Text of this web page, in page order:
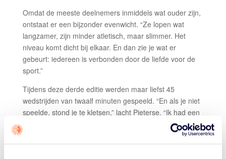
Omdat de meeste deelnemers inmiddels wat ouder zijn,
ontstaat er een bijzonder evenwicht. “Ze lopen wat
langzamer, zijn minder atletisch, maar slimmer. Het
niveau komt dicht bij elkaar. En dan zie je wat er
gebeurt: iedereen is verbonden door de liefde voor de
sport.”
Tijdens deze derde editie werden maar liefst 45
wedstrijden van twaalf minuten gespeeld. “En als je niet
speelde, stond je te kletsen,” lacht Pieterse. “Ik had een
regel. Bij binnenkomst gaf je niet iedereen zomaar een
, een knuffel. Er groeit
echt iets.”